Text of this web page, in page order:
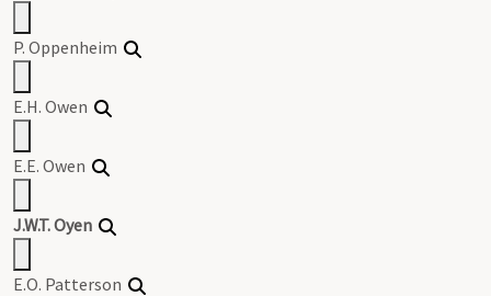
P. Oppenheim
E.H. Owen
E.E. Owen
J.W.T. Oyen
E.O. Patterson